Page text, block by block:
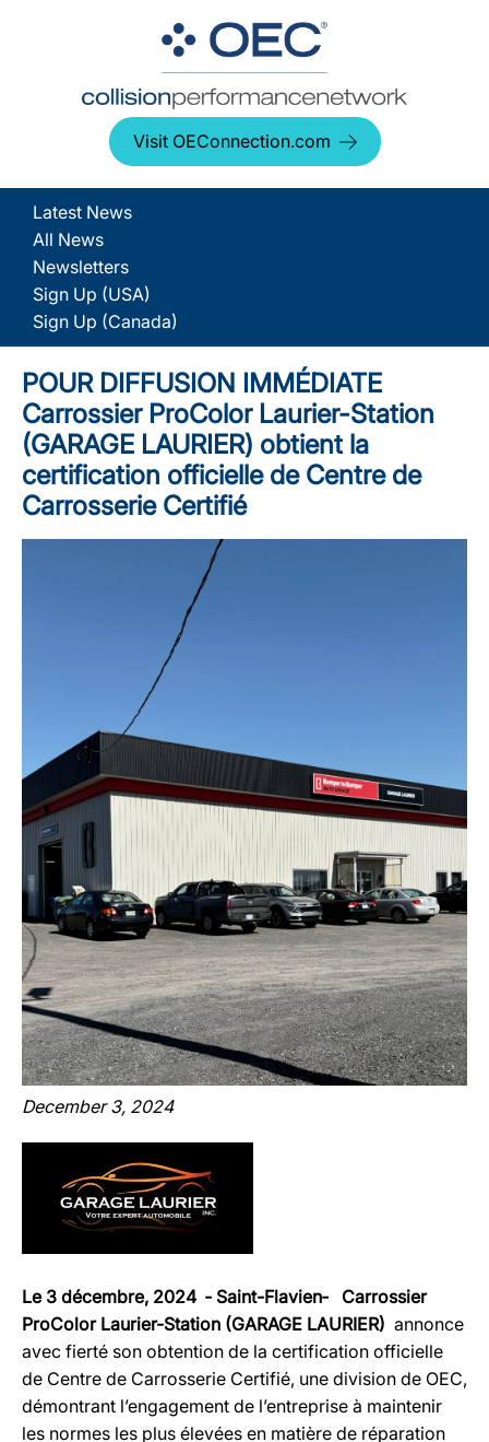
Visit OEConnection.com
Latest News
All News
Newsletters
Sign Up (USA)
Sign Up (Canada)
POUR DIFFUSION IMMÉDIATE
Carrossier ProColor Laurier-Station
(GARAGE LAURIER) obtient la
certification officielle de Centre de
Carrosserie Certifié
December 3, 2024
Le 3 décembre, 2024 ‐ Saint-Flavien‐ Carrossier
ProColor Laurier-Station (GARAGE LAURIER) annonce
avec fierté son obtention de la certification officielle
de Centre de Carrosserie Certifié, une division de OEC,
démontrant l’engagement de l’entreprise à maintenir
les normes les plus élevées en matière de réparation